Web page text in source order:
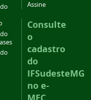
Assine
Consulte
o
cadastro
do
IFSudesteMG
no e-